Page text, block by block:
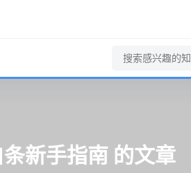
新手指南 的文章